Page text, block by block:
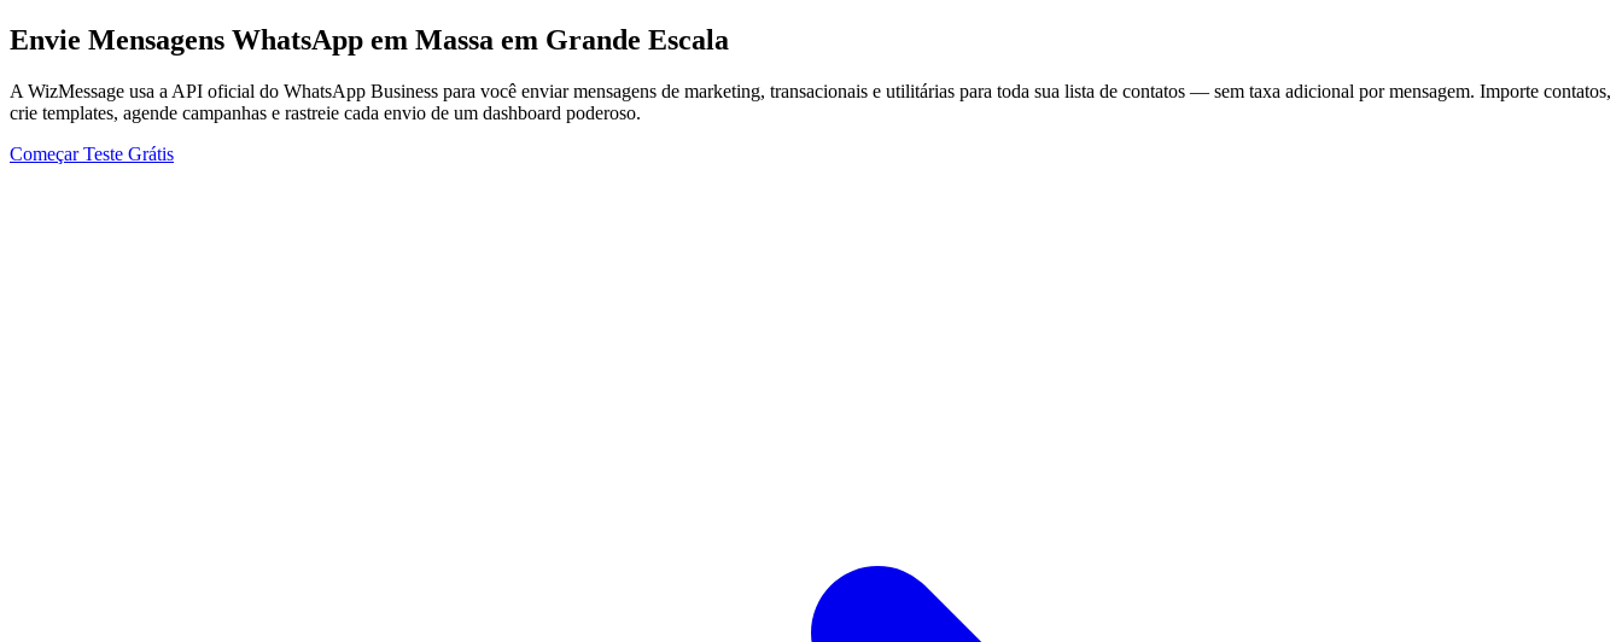
Envie Mensagens WhatsApp em Massa em Grande Escala
A WizMessage usa a API oficial do WhatsApp Business para você enviar mensagens de marketing, transacionais e utilitárias para toda sua lista de contatos — sem taxa adicional por mensagem. Importe contatos,
crie templates, agende campanhas e rastreie cada envio de um dashboard poderoso.
Começar Teste Grátis